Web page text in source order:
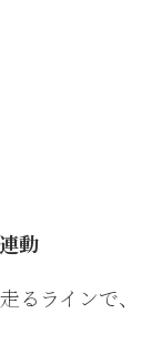
動
るラインで、